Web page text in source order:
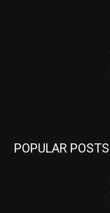
POPULAR POSTS